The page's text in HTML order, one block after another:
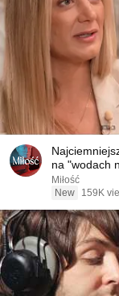
na "wodach
Miłość
New
159K